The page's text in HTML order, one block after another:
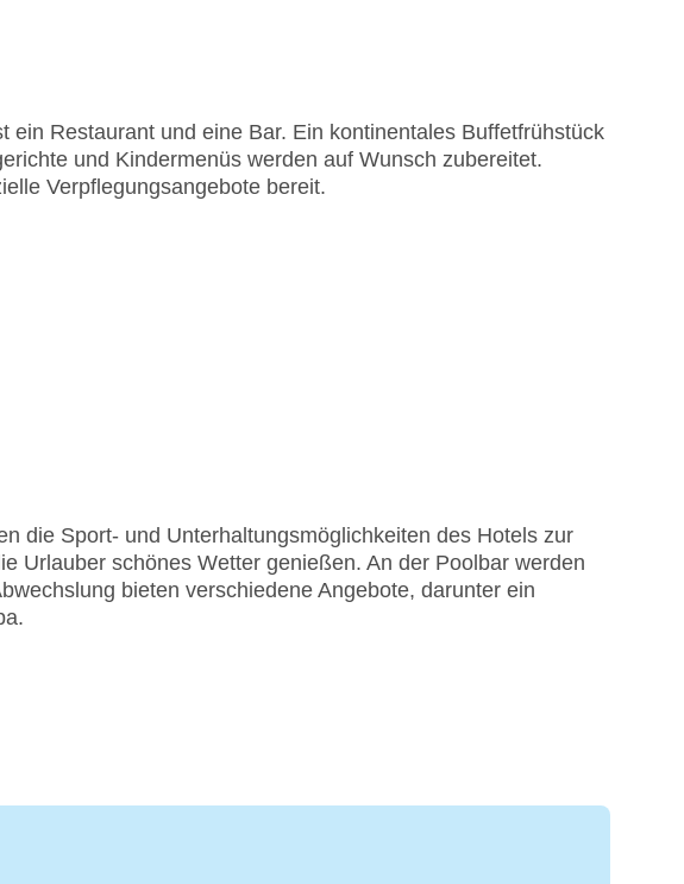
ein Restaurant und eine Bar. Ein kontinentales Buffetfrühstück
und Kindermenüs werden auf Wunsch zubereitet.
Verpflegungsangebote bereit.
die Sport- und Unterhaltungsmöglichkeiten des Hotels zur
Urlauber schönes Wetter genießen. An der Poolbar werden
bieten verschiedene Angebote, darunter ein